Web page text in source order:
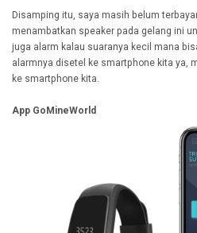
Disamping itu, saya masih belum
menambatkan speaker pada gelang ini
juga alarm kalau suaranya kecil mana
alarmnya disetel ke smartphone kita ya,
ke smartphone kita.
App GoMineWorld